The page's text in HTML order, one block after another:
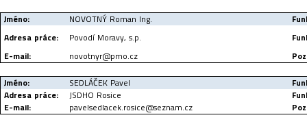
Jméno: NOVOTNÝ Roman Ing.
Adresa práce:
Povodí Moravy, s.p.
E-mail:
novotnyr@pmo.cz
Jméno: SEDLÁČEK Pavel
Adresa práce:
JSDHO Rosice
E-mail:
pavelsedlacek.rosice@seznam.cz